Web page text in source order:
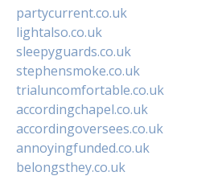
partycurrent.co.uk
lightalso.co.uk
sleepyguards.co.uk
stephensmoke.co.uk
trialuncomfortable.co.uk
accordingchapel.co.uk
accordingoversees.co.uk
annoyingfunded.co.uk
belongsthey.co.uk